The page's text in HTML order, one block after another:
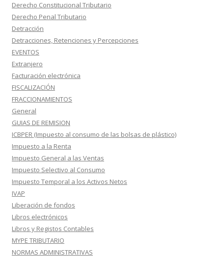
Derecho Constitucional Tributario
Derecho Penal Tributario
Detracción
Detracciones, Retenciones y Percepciones
EVENTOS
Extranjero
Facturación electrónica
FISCALIZACIÓN
FRACCIONAMIENTOS
General
GUIAS DE REMISION
ICBPER (Impuesto al consumo de las bolsas de plástico)
Impuesto a la Renta
Impuesto General a las Ventas
Impuesto Selectivo al Consumo
Impuesto Temporal a los Activos Netos
IVAP
Liberación de fondos
Libros electrónicos
Libros y Registos Contables
MYPE TRIBUTARIO
NORMAS ADMINISTRATIVAS